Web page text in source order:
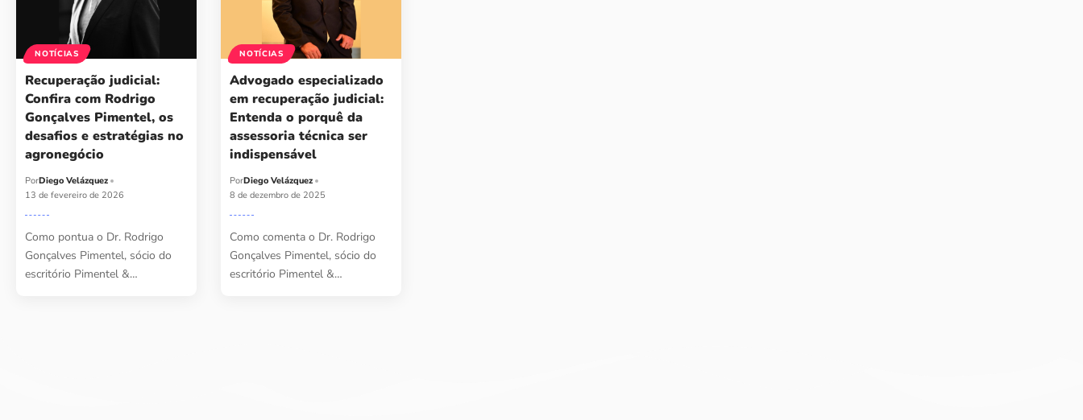
NOTÍCIAS
Recuperação judicial:
Confira com Rodrigo
Gonçalves Pimentel, os
desafios e estratégias no
agronegócio
PorDiego Velázquez
13 de fevereiro de 2026
Como pontua o Dr. Rodrigo
Gonçalves Pimentel, sócio do
escritório Pimentel &…
NOTÍCIAS
Advogado especializado
em recuperação judicial:
Entenda o porquê da
assessoria técnica ser
indispensável
PorDiego Velázquez
8 de dezembro de 2025
Como comenta o Dr. Rodrigo
Gonçalves Pimentel, sócio do
escritório Pimentel &…